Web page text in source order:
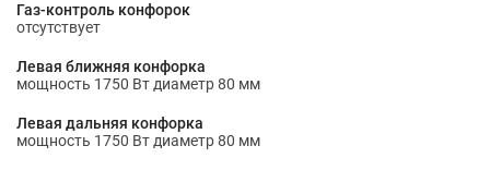
Газ-контроль конфорок
отсутствует
Левая ближняя конфорка
мощность 1750 Вт диаметр 80 мм
Левая дальняя конфорка
мощность 1750 Вт диаметр 80 мм